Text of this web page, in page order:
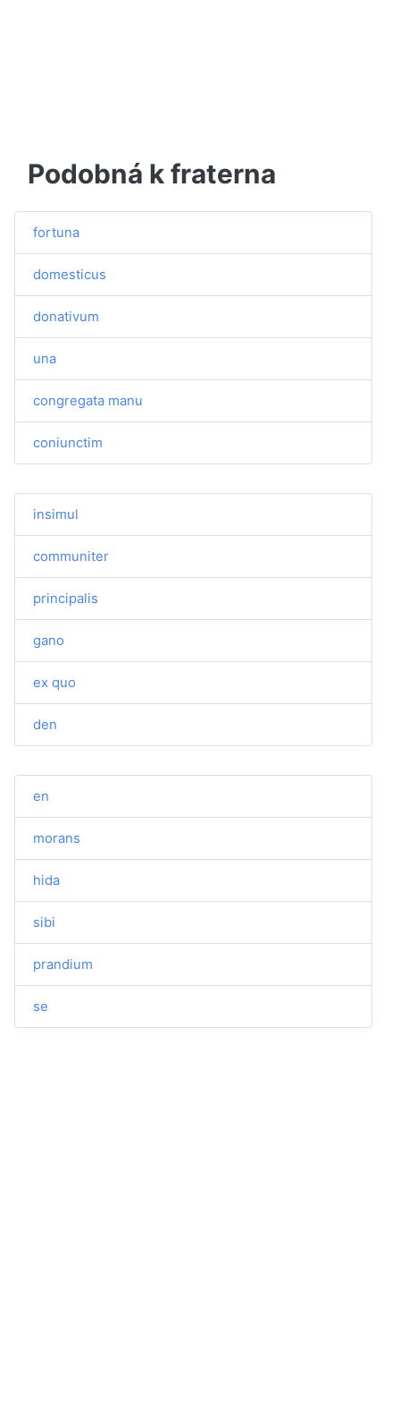
Podobná k fraterna
fortuna
domesticus
donativum
una
congregata manu
coniunctim
insimul
communiter
principalis
gano
ex quo
den
en
morans
hida
sibi
prandium
se